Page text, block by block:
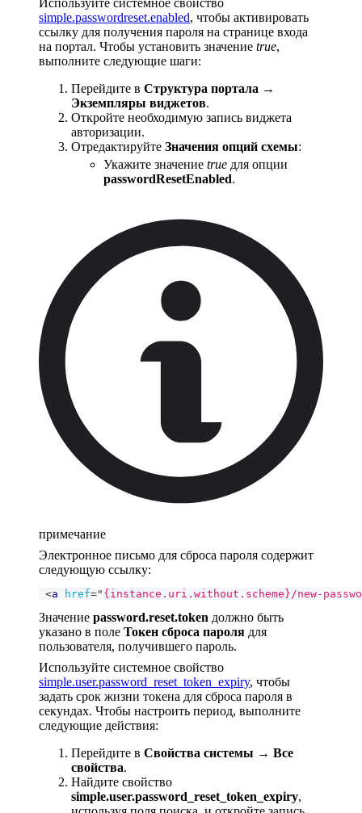
simple.passwordreset.enabled, чтобы активировать
ссылку для получения пароля на странице входа
на портал. Чтобы установить значение true,
выполните следующие шаги:
Перейдите в Структура портала →
Экземпляры виджетов.
Откройте необходимую запись виджета
авторизации.
Отредактируйте Значения опций схемы:
Укажите значение true для опции
passwordResetEnabled.
примечание
Электронное письмо для сброса пароля содержит
следующую ссылку:
<a href=" {instance.uri.without.scheme}/new-
Значение password.reset.token должно быть
указано в поле Токен сброса пароля для
пользователя, получившего пароль.
Используйте системное свойство
simple.user.password_reset_token_expiry, чтобы
задать срок жизни токена для сброса пароля в
секундах. Чтобы настроить период, выполните
следующие действия:
Перейдите в Свойства системы → Все
свойства.
Найдите свойство
simple.user.password_reset_token_expiry,